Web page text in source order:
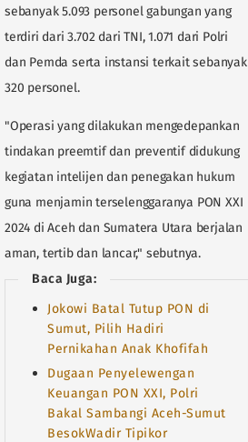
sebanyak 5.093 personel gabungan yang
terdiri dari 3.702 dari TNI, 1.071 dari Polri
dan Pemda serta instansi terkait sebanyak
320 personel.
"Operasi yang dilakukan mengedepankan
tindakan preemtif dan preventif didukung
kegiatan intelijen dan penegakan hukum
guna menjamin terselenggaranya PON XXI
2024 di Aceh dan Sumatera Utara berjalan
aman, tertib dan lancar," sebutnya.
Baca Juga:
Jokowi Batal Tutup PON di
Sumut, Pilih Hadiri
Pernikahan Anak Khofifah
Dugaan Penyelewengan
Keuangan PON XXI, Polri
Bakal Sambangi Aceh-Sumut
BesokWadir Tipikor